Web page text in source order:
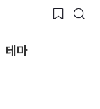
테마